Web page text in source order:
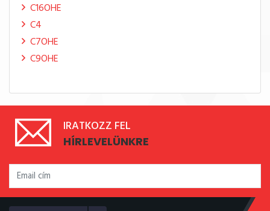
C16OHE
C4
C7OHE
C9OHE
IRATKOZZ FEL
HÍRLEVELÜNKRE